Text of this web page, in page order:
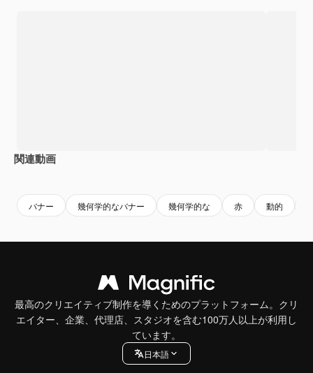
関連動画
バナー 幾何学的なバナー 幾何学的な 赤 動的
最高のクリエイティブ制作を導くためのプラットフォーム。クリ
エイター、企業、代理店、スタジオを含む100万人以上が利用し
ています。
日本語